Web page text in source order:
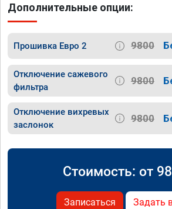
Дополнительные опции:
Прошивка Евро 2 9800
Отключение сажевого
фильтра
9800
Отключение вихревых
заслонок
9800
Стоимость: от
Записаться Задать